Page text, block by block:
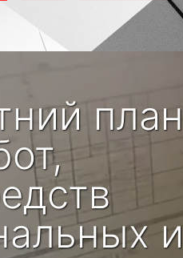
план
и